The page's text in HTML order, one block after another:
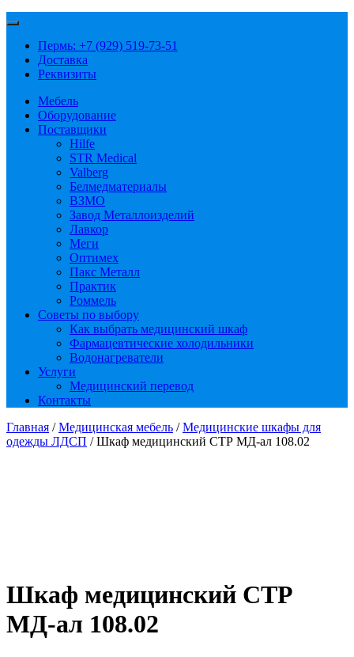
Пермь: +7 (929) 519-73-51
Доставка
Реквизиты
Мебель
Оборудование
Поставщики
Hilfe
STR Medical
Valberg
Белмедматериалы
ВЗМО
Завод Металлоизделий
Лавкор
Меги
Оптимех
Пакс Металл
Практик
Роммель
Советы по выбору
Как выбрать медицинский шкаф
Фармацевтические холодильники
Водонагреватели
Услуги
Медицинский перевод
Контакты
Главная /Медицинская мебель /Медицинские шкафы для
одежды ЛДСП / Шкаф медицинский СТР МД-ал 108.02
Шкаф медицинский СТР
МД-ал 108.02